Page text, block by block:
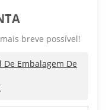
breve possível!
Embalagem De